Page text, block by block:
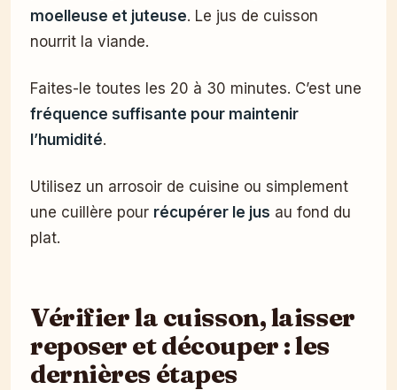
moelleuse et juteuse. Le jus de cuisson
nourrit la viande.
Faites-le toutes les 20 à 30 minutes. C’est une
fréquence suffisante pour maintenir
l’humidité.
Utilisez un arrosoir de cuisine ou simplement
une cuillère pour récupérer le jus au fond du
plat.
Vérifier la cuisson, laisser
reposer et découper : les
dernières étapes